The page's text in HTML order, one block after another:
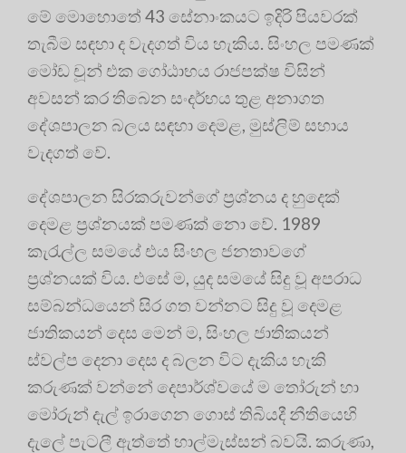
මේ මොහොතේ 43 සේනාංකයට ඉදිරි පියවරක්
තැබීම සඳහා ද වැදගත් විය හැකිය. සිංහල පමණක්
මෝඩ චූන් එක ගෝඨාභය රාජපක්ෂ විසින්
අවසන් කර තිබෙන සංදර්භය තුළ අනාගත
දේශපාලන බලය සඳහා දෙමළ, මුස්ලිම් සහාය
වැදගත් වේ.
දේශපාලන සිරකරුවන්ගේ ප්‍ර‍ශ්නය ද හුදෙක්
දෙමළ ප්‍ර‍ශ්නයක් පමණක් නො වේ. 1989
කැරැල්ල සමයේ එය සිංහල ජනතාවගේ
ප්‍ර‍ශ්නයක් විය. එසේ ම, යුද සමයේ සිදු වූ අපරාධ
සම්බන්ධයෙන් සිර ගත වන්නට සිදු වූ දෙමළ
ජාතිකයන් දෙස මෙන් ම, සිංහල ජාතිකයන්
ස්වල්ප දෙනා දෙස ද බලන විට දැකිය හැකි
කරුණක් වන්නේ දෙපාර්ශ්වයේ ම තෝරුන් හා
මෝරුන් දැල් ඉරාගෙන ගොස් තිබියදී නීතියෙහි
දැලේ පැටලී ඇත්තේ හාල්මැස්සන් බවයි. කරුණා,